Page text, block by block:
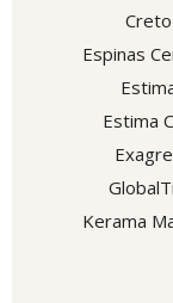
Creto
Espinas
Estima
Kerama